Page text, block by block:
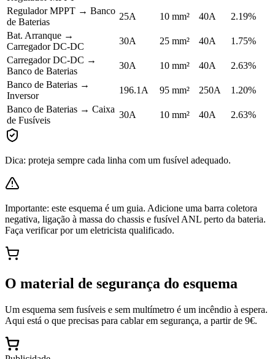
Regulador MPPT → Banco
de Baterias
25A 10 mm² 40A 2.19%
Bat. Arranque →
Carregador DC-DC
30A 25 mm² 40A 1.75%
Carregador DC-DC →
Banco de Baterias
30A 10 mm² 40A 2.63%
Banco de Baterias →
Inversor
196.1 A 95 mm² 250A 1.20%
Banco de Baterias → Caixa
de Fusíveis
30A 10 mm² 40A 2.63%
Dica: proteja sempre cada linha com um fusível adequado.
Importante: este esquema é um guia. Adicione uma barra coletora
negativa, ligação à massa do chassis e fusível ANL perto da bateria.
Faça verificar por um eletricista qualificado.
O material de segurança do esquema
Um esquema sem fusíveis e sem multímetro é um incêndio à espera.
Aqui está o que precisas para cablar em segurança, a partir de 9€.